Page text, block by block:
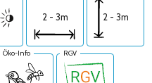
2 - 3m 2 - 3m
Öko-Info RGV